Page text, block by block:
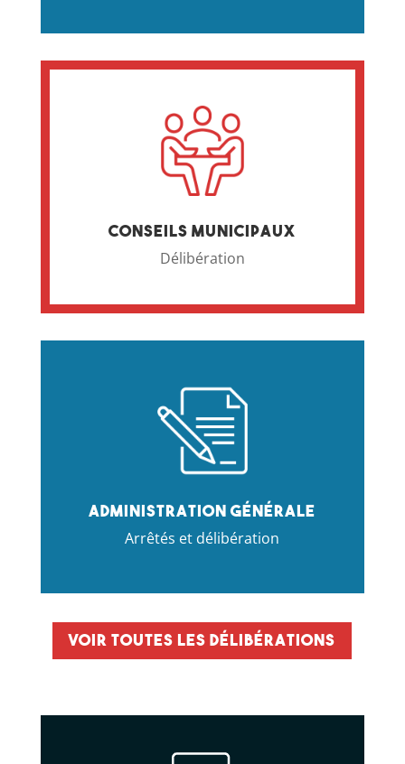
Conseils municipaux
Délibération
Administration générale
Arrêtés et délibération
Voir toutes les délibérations